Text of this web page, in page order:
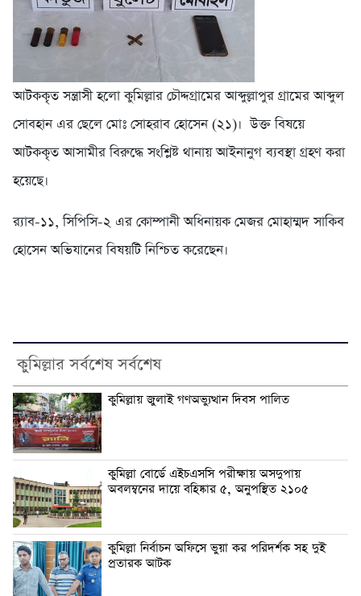
আটককৃত সন্ত্রাসী হলো কুমিল্লার চৌদ্দগ্রামের আব্দুল্লাপুর গ্রামের আব্দুল
সোবহান এর ছেলে মোঃ সোহরাব হোসেন (২১)। উক্ত বিষয়ে
আটককৃত আসামীর বিরুদ্ধে সংশ্লিষ্ট থানায় আইনানুগ ব্যবস্থা গ্রহণ করা
হয়েছে।
র‌্যাব-১১, সিপিসি-২ এর কোম্পানী অধিনায়ক মেজর মোহাম্মদ সাকিব
হোসেন অভিযানের বিষয়টি নিশ্চিত করেছেন।
কুমিল্লার সর্বশেষ সর্বশেষ
কুমিল্লায় জুলাই গণঅভ্যুত্থান দিবস পালিত
কুমিল্লা বোর্ডে এইচএসসি পরীক্ষায় অসদুপায়
অবলম্বনের দায়ে বহিষ্কার ৫, অনুপস্থিত ২১০৫
কুমিল্লা নির্বাচন অফিসে ভুয়া কর পরিদর্শক সহ দুই
প্রতারক আটক